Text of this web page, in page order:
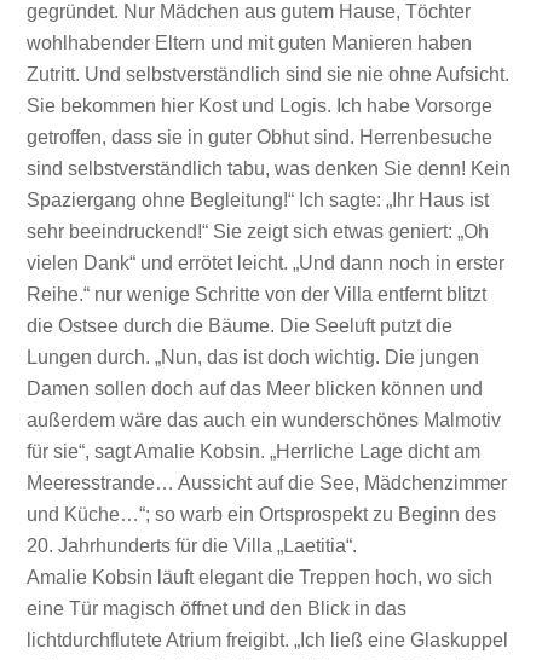
gegründet. Nur Mädchen aus gutem Hause, Töchter
wohlhabender Eltern und mit guten Manieren haben
Zutritt. Und selbstverständlich sind sie nie ohne Aufsicht.
Sie bekommen hier Kost und Logis. Ich habe Vorsorge
getroffen, dass sie in guter Obhut sind. Herrenbesuche
sind selbstverständlich tabu, was denken Sie denn! Kein
Spaziergang ohne Begleitung!“ Ich sagte: „Ihr Haus ist
sehr beeindruckend!“ Sie zeigt sich etwas geniert: „Oh
vielen Dank“ und errötet leicht. „Und dann noch in erster
Reihe.“ nur wenige Schritte von der Villa entfernt blitzt
die Ostsee durch die Bäume. Die Seeluft putzt die
Lungen durch. „Nun, das ist doch wichtig. Die jungen
Damen sollen doch auf das Meer blicken können und
außerdem wäre das auch ein wunderschönes Malmotiv
für sie“, sagt Amalie Kobsin. „Herrliche Lage dicht am
Meeresstrande… Aussicht auf die See, Mädchenzimmer
und Küche…“; so warb ein Ortsprospekt zu Beginn des
20. Jahrhunderts für die Villa „Laetitia“.
Amalie Kobsin läuft elegant die Treppen hoch, wo sich
eine Tür magisch öffnet und den Blick in das
lichtdurchflutete Atrium freigibt. „Ich ließ eine Glaskuppel